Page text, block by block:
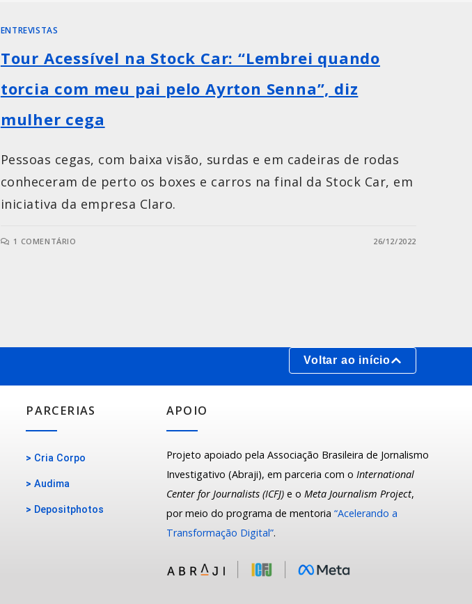
ENTREVISTAS
Tour Acessível na Stock Car: “Lembrei quando
torcia com meu pai pelo Ayrton Senna”, diz
mulher cega
Pessoas cegas, com baixa visão, surdas e em cadeiras de rodas
conheceram de perto os boxes e carros na final da Stock Car, em
iniciativa da empresa Claro.
1 COMENTÁRIO 26/12/2022
Voltar ao início
PARCERIAS
> Cria Corpo
> Audima
> Depositphotos
APOIO
Projeto apoiado pela Associação Brasileira de Jornalismo
Investigativo (Abraji), em parceria com o International
Center for Journalists (ICFJ)e o Meta Journalism Project,
por meio do programa de mentoria “Acelerando a
Transformação Digital”.